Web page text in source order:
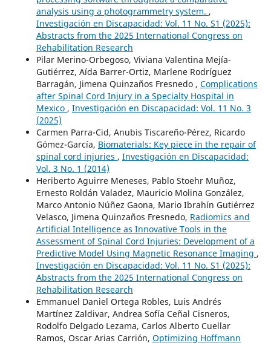
analysis using a photogrammetry system. ,
Investigación en Discapacidad: Vol. 11 No. S1 (2025):
Abstracts from the 2025 International Congress on
Rehabilitation Research
Pilar Merino-Orbegoso, Viviana Valentina Mejía-
Gutiérrez, Aída Barrer-Ortiz, Marlene Rodríguez
Barragán, Jimena Quinzaños Fresnedo , Complications
after Spinal Cord Injury in a Specialty Hospital in
Mexico , Investigación en Discapacidad: Vol. 11 No. 3
(2025)
Carmen Parra-Cid, Anubis Tiscareño-Pérez, Ricardo
Gómez-García, Biomaterials: Key piece in the repair of
spinal cord injuries , Investigación en Discapacidad:
Vol. 3 No. 1 (2014)
Heriberto Aguirre Meneses, Pablo Stoehr Muñoz,
Ernesto Roldán Valadez, Mauricio Molina González,
Marco Antonio Núñez Gaona, Mario Ibrahín Gutiérrez
Velasco, Jimena Quinzaños Fresnedo, Radiomics and
Artificial Intelligence as Innovative Tools in the
Assessment of Spinal Cord Injuries: Development of a
Predictive Model Using Magnetic Resonance Imaging ,
Investigación en Discapacidad: Vol. 11 No. S1 (2025):
Abstracts from the 2025 International Congress on
Rehabilitation Research
Emmanuel Daniel Ortega Robles, Luis Andrés
Martínez Zaldivar, Andrea Sofía Ceñal Cisneros,
Rodolfo Delgado Lezama, Carlos Alberto Cuellar
Ramos, Oscar Arias Carrión, Optimizing Hoffmann